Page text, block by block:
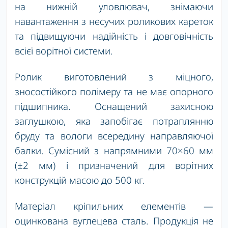
на нижній уловлювач, знімаючи
навантаження з несучих роликових кареток
та підвищуючи надійність і довговічність
всієї ворітної системи.
Ролик виготовлений з міцного,
зносостійкого полімеру та не має опорного
підшипника. Оснащений захисною
заглушкою, яка запобігає потраплянню
бруду та вологи всередину направляючої
балки. Сумісний з напрямними 70×60 мм
(±2 мм) і призначений для ворітних
конструкцій масою до 500 кг.
Матеріал кріпильних елементів —
оцинкована вуглецева сталь. Продукція не